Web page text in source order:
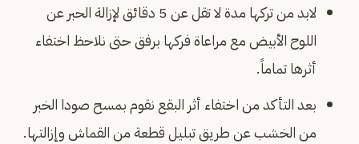
لابد من تركها مدة لا تقل عن 5 دقائق لإزالة الحبر عن
اللوح الأبيض مع مراعاة فركها برفق حتى نلاحظ اختفاء
أثرها تماماً.
بعد التأكد من اختفاء أثر البقع نقوم بمسح صودا الخبر
من الخشب عن طريق تبليل قطعة من القماش وإزالتها.